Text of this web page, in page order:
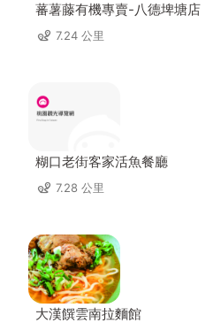
蕃薯藤有機專賣-八德埤塘店
7.24 公里
糊口老街客家活魚餐廳
7.28 公里
大漢饌雲南拉麵館